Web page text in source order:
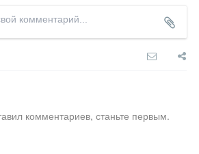
комментариев, станьте первым.